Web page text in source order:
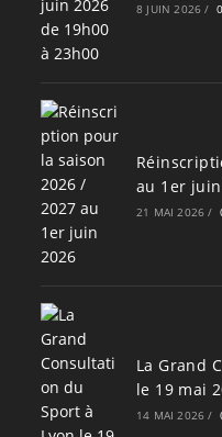
8 JUIN 2026 /
au 1er
21 MAI 2026 /
La Grand
le 19 mai
14 MAI 2026 /